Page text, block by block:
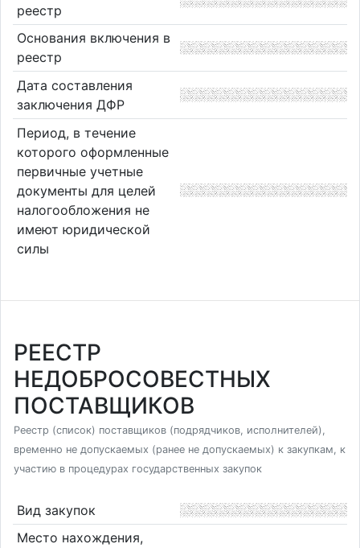
реестр
Основания включения в
реестр
Дата составления
заключения ДФР
Период, в течение
которого оформленные
первичные учетные
документы для целей
налогообложения не
имеют юридической
силы
РЕЕСТР
НЕДОБРОСОВЕСТНЫХ
ПОСТАВЩИКОВ
Реестр (список) поставщиков (подрядчиков, исполнителей),
временно не допускаемых (ранее не допускаемых) к закупкам, к
участию в процедурах государственных закупок
Вид закупок
Место нахождения,